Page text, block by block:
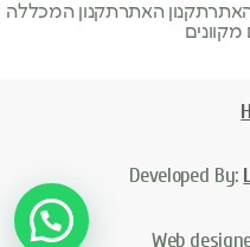
תקנון האתרתקנון המכללה
מקוונים
Developed By:
Web